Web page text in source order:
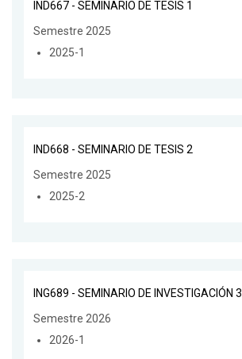
IND667 - SEMINARIO DE TESIS 1
Semestre 2025
2025-1
IND668 - SEMINARIO DE TESIS 2
Semestre 2025
2025-2
ING689 - SEMINARIO DE INVESTIGACIÓN 3
Semestre 2026
2026-1